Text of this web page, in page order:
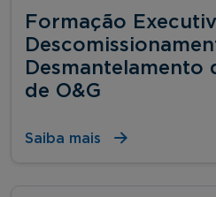
Formação
Desmantelamento
de O&G
Saiba mais